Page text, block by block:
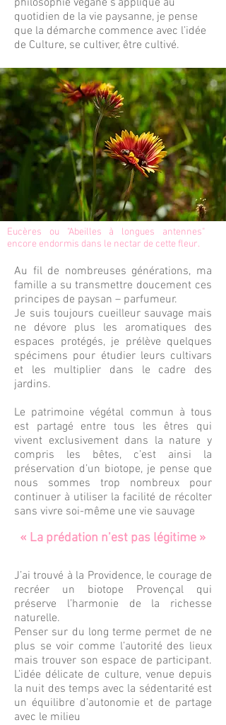
quotidien de la vie paysanne, je pense
que la démarche commence avec l’idée
de Culture, se cultiver, être cultivé.
Eucères ou "Abeilles à longues antennes"
encore endormis dans le nectar de cette fleur.
Au fil de nombreuses générations, ma
famille a su transmettre doucement ces
principes de paysan – parfumeur.
Je suis toujours cueilleur sauvage mais
ne dévore plus les aromatiques des
espaces protégés, je prélève quelques
spécimens pour étudier leurs cultivars
et les multiplier dans le cadre des
jardins.
Le patrimoine végétal commun à tous
est partagé entre tous les êtres qui
vivent exclusivement dans la nature y
compris les bêtes, c’est ainsi la
préservation d’un biotope, je pense que
nous sommes trop nombreux pour
continuer à utiliser la facilité de récolter
sans vivre soi-même une vie sauvage
« La prédation n’est pas légitime »
J’ai trouvé à la Providence, le courage de
recréer un biotope Provençal qui
préserve l’harmonie de la richesse
naturelle.
Penser sur du long terme permet de ne
plus se voir comme l’autorité des lieux
mais trouver son espace de participant.
L’idée délicate de culture, venue depuis
la nuit des temps avec la sédentarité est
un équilibre d’autonomie et de partage
avec le milieu